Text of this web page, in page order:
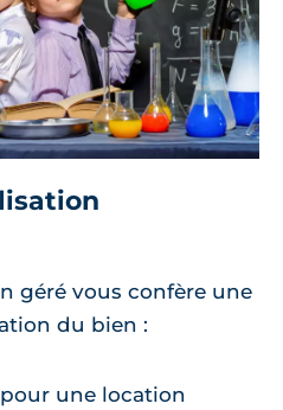
géré vous confère une
du bien :
une location